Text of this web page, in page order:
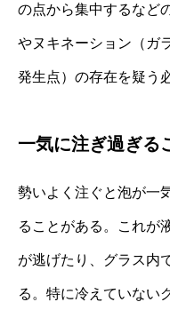
の点から集中するなど
やヌキネーション（ガ
発生点）の存在を疑う
一気に注ぎ過ぎる
勢いよく注ぐと泡が一
ることがある。これが
が逃げたり、グラス内
る。特に冷えていない